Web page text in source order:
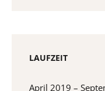
LAUFZEIT
April 2019 –